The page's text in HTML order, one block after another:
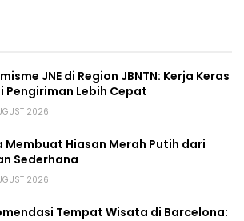
JNE di Region JBNTN: Kerja Keras
Pengiriman Lebih Cepat
2026
Membuat Hiasan Merah Putih dari
Sederhana
2026
Tempat Wisata di Barcelona: